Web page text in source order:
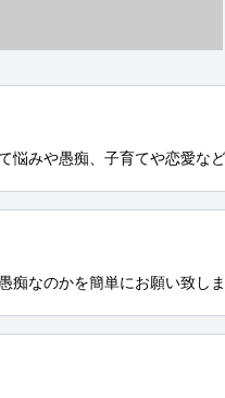
悩みや愚痴、子育てや恋愛な
痴なのかを簡単にお願い致しま